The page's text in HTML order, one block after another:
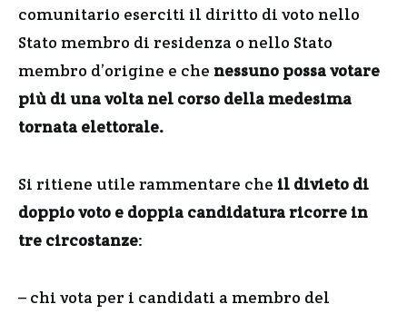
comunitario eserciti il diritto di voto nello
Stato membro di residenza o nello Stato
membro d’origine e che nessuno possa votare
più di una volta nel corso della medesima
tornata elettorale.
Si ritiene utile rammentare che il divieto di
doppio voto e doppia candidatura ricorre in
tre circostanze:
– chi vota per i candidati a membro del